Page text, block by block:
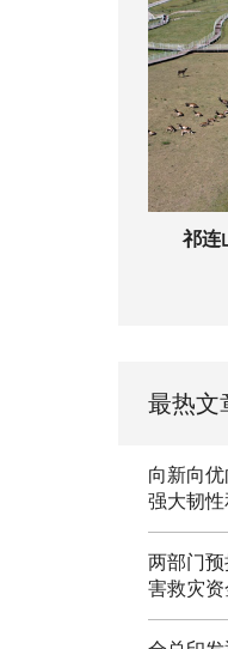
祁连
最热文
向新向
强大韧性
两部门预
害救灾